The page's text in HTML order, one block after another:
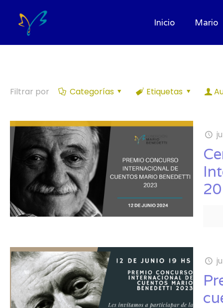
Inicio Mario
Filtrar por Categorías Etiquetas